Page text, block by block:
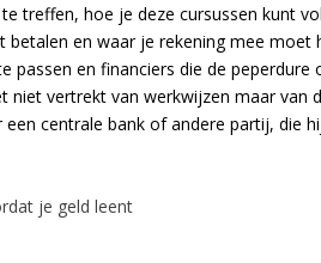
treffen, hoe je deze cursussen kunt
en waar je rekening mee moet
passen en financiers die de
vertrekt van werkwijzen maar van
centrale bank of andere partij, die
je geld leent